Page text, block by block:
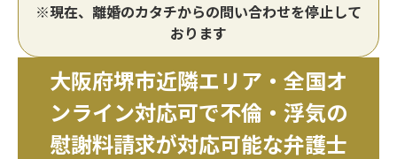
※現在、離婚のカタチからの問い合わせを停止して
おります
大阪府堺市近隣エリア・全国オ
ンライン対応可で不倫・浮気の
慰謝料請求が対応可能な弁護士